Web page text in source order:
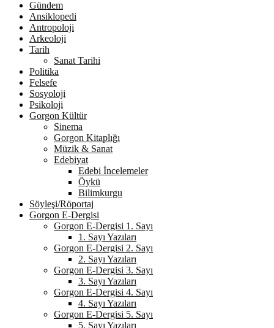
Gündem
Ansiklopedi
Antropoloji
Arkeoloji
Tarih
Sanat Tarihi
Politika
Felsefe
Sosyoloji
Psikoloji
Gorgon Kültür
Sinema
Gorgon Kitaplığı
Müzik & Sanat
Edebiyat
Edebi İncelemeler
Öykü
Bilimkurgu
Söyleşi/Röportaj
Gorgon E-Dergisi
Gorgon E-Dergisi 1. Sayı
1. Sayı Yazıları
Gorgon E-Dergisi 2. Sayı
2. Sayı Yazıları
Gorgon E-Dergisi 3. Sayı
3. Sayı Yazıları
Gorgon E-Dergisi 4. Sayı
4. Sayı Yazıları
Gorgon E-Dergisi 5. Sayı
5. Sayı Yazıları